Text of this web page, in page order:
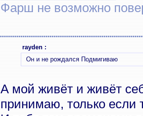
Фарш не возможно
rayden :
Он и не рождался Подмигиваю
А мой живёт и живёт
принимаю, только если